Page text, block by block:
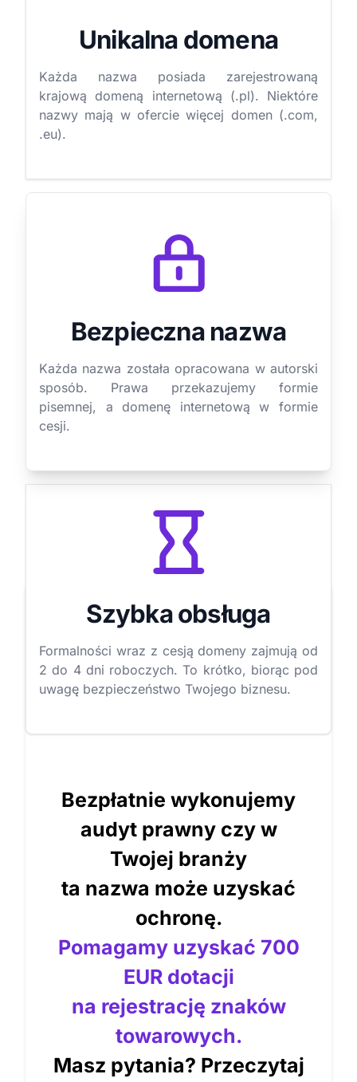
Unikalna domena
Każda nazwa posiada zarejestrowaną
krajową domeną internetową (.pl). Niektóre
nazwy mają w ofercie więcej domen (.com,
.eu).
Bezpieczna nazwa
Każda nazwa została opracowana w autorski
sposób. Prawa przekazujemy formie
pisemnej, a domenę internetową w formie
cesji.
Szybka obsługa
Formalności wraz z cesją domeny zajmują od
2 do 4 dni roboczych. To krótko, biorąc pod
uwagę bezpieczeństwo Twojego biznesu.
Bezpłatnie wykonujemy
audyt prawny czy w
Twojej branży
ta nazwa może uzyskać
ochronę.
Pomagamy uzyskać 700
EUR dotacji
na rejestrację znaków
towarowych.
Masz pytania? Przeczytaj